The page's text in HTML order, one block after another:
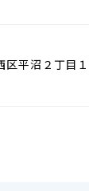
平沼２丁目１